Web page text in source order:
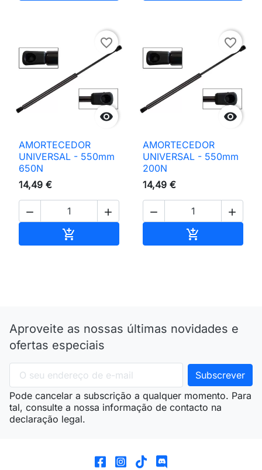

favorite_border
AMORTECEDOR
UNIVERSAL - 550mm
650N
14,49 €
 


favorite_border
AMORTECEDOR
UNIVERSAL - 550mm
200N
14,49 €
 

Aproveite as nossas últimas novidades e
ofertas especiais
Pode cancelar a subscrição a qualquer momento. Para
tal, consulte a nossa informação de contacto na
declaração legal.